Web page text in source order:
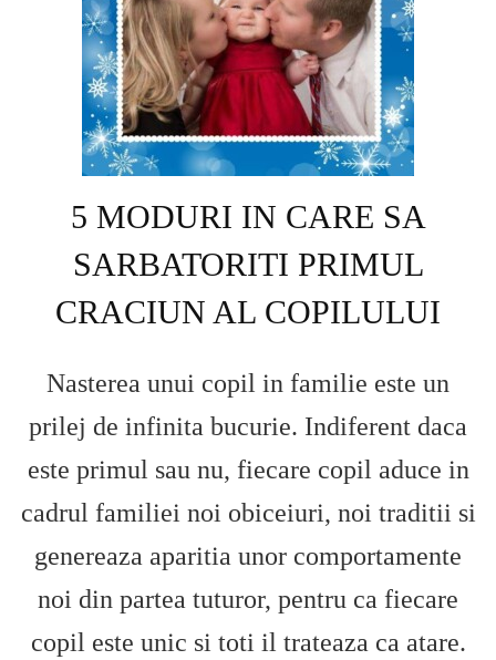
5 MODURI IN CARE SA
SARBATORITI PRIMUL
CRACIUN AL COPILULUI
Nasterea unui copil in familie este un
prilej de infinita bucurie. Indiferent daca
este primul sau nu, fiecare copil aduce in
cadrul familiei noi obiceiuri, noi traditii si
genereaza aparitia unor comportamente
noi din partea tuturor, pentru ca fiecare
copil este unic si toti il trateaza ca atare.